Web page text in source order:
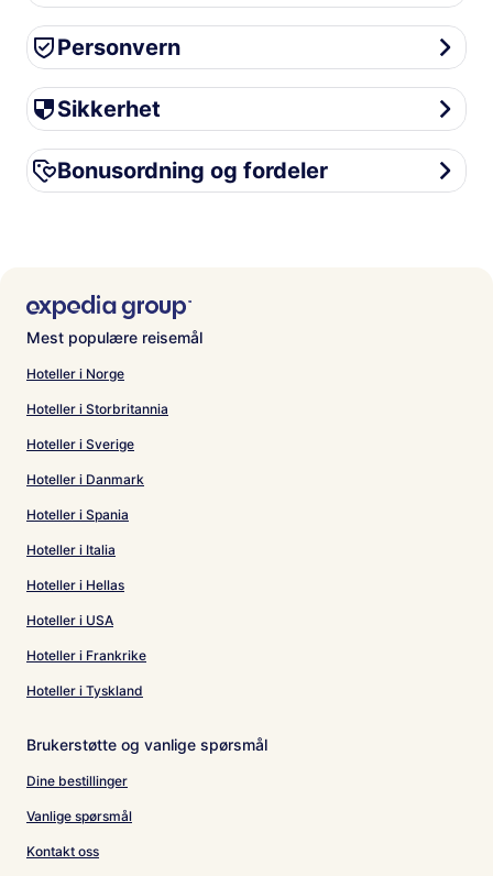
Personvern
Personvern
Sikkerhet
Sikkerhet
Bonusordning og fordeler
Bonusordning og fordeler
Mest populære reisemål
Hoteller i Norge
Hoteller i Storbritannia
Hoteller i Sverige
Hoteller i Danmark
Hoteller i Spania
Hoteller i Italia
Hoteller i Hellas
Hoteller i USA
Hoteller i Frankrike
Hoteller i Tyskland
Brukerstøtte og vanlige spørsmål
Dine bestillinger
Vanlige spørsmål
Kontakt oss